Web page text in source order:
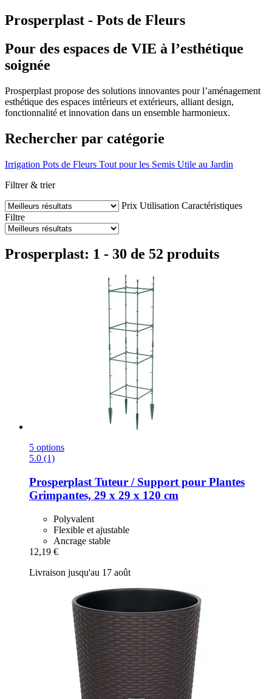
Prosperplast - Pots de Fleurs
Pour des espaces de VIE à l’esthétique
soignée
Prosperplast propose des solutions innovantes pour l’aménagement
esthétique des espaces intérieurs et extérieurs, alliant design,
fonctionnalité et innovation dans un ensemble harmonieux.
Rechercher par catégorie
Irrigation Pots de Fleurs Tout pour les Semis Utile au Jardin
Filtrer & trier
Prix Utilisation Caractéristiques
Filtre
Prosperplast: 1 - 30 de 52 produits
5 options
5.0 (1)
Prosperplast Tuteur / Support pour Plantes
Grimpantes, 29 x 29 x 120 cm
Polyvalent
Flexible et ajustable
Ancrage stable
12,19 €
Livraison jusqu'au 17 août